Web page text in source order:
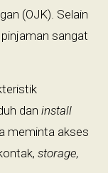
(OJK). Selain
sangat
dan install
meminta akses
storage,